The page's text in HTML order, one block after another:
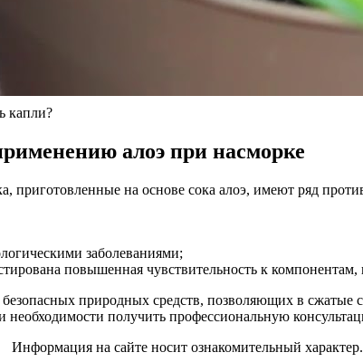
капли?
алоэ при насморке
приготовленные на основе сока алоэ, имеют ряд
заболеваниями;
повышенная чувствительность к
природных средств, позволяющих в сжатые
необходимости получить профессиональную